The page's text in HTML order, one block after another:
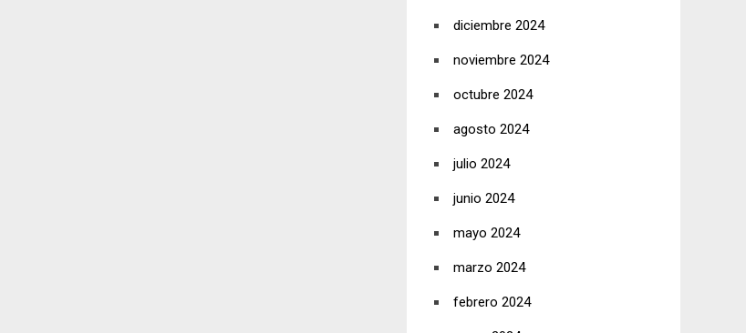
diciembre 2024
noviembre 2024
octubre 2024
agosto 2024
julio 2024
junio 2024
mayo 2024
marzo 2024
febrero 2024